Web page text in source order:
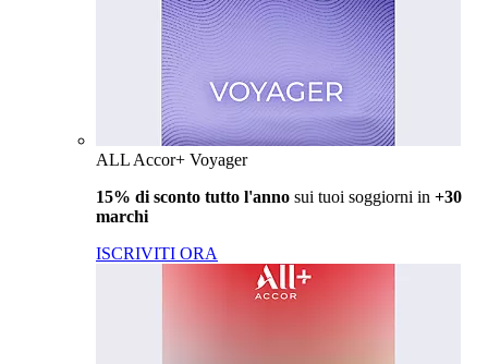
ALL Accor+ Voyager
15% di sconto tutto l'anno sui tuoi soggiorni in +30
marchi
ISCRIVITI ORA